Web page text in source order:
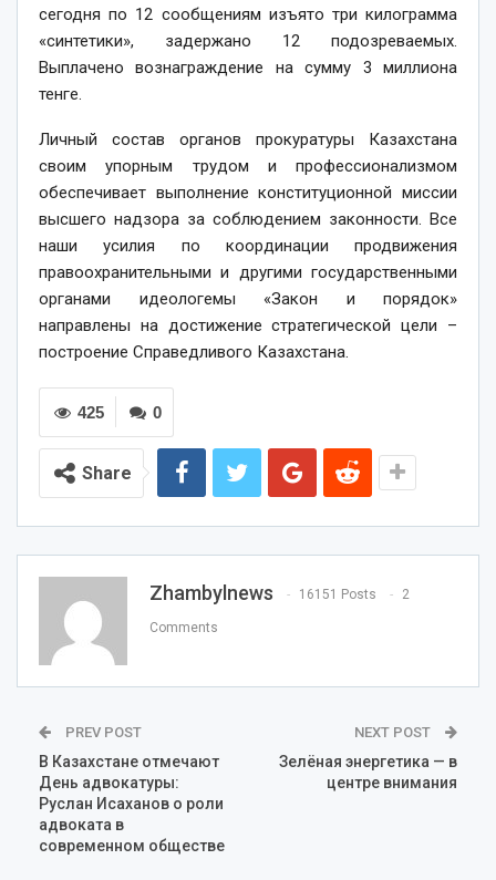
сегодня по 12 сообщениям изъято три килограмма
«синтетики», задержано 12 подозреваемых.
Выплачено вознаграждение на сумму 3 миллиона
тенге.
Личный состав органов прокуратуры Казахстана
своим упорным трудом и профессионализмом
обеспечивает выполнение конституционной миссии
высшего надзора за соблюдением законности. Все
наши усилия по координации продвижения
правоохранительными и другими государственными
органами идеологемы «Закон и порядок»
направлены на достижение стратегической цели –
построение Справедливого Казахстана.
0
425
Share
Zhambylnews 16151 Posts 2
Comments
PREV POST
В Казахстане отмечают
День адвокатуры:
Руслан Исаханов о роли
адвоката в
современном обществе
NEXT POST
Зелёная энергетика — в
центре внимания